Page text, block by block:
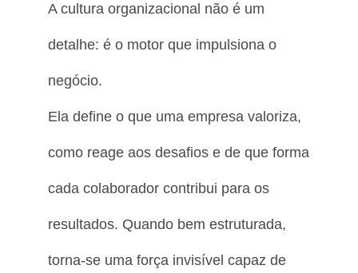
A cultura organizacional não é um
detalhe: é o motor que impulsiona o
negócio.
Ela define o que uma empresa valoriza,
como reage aos desafios e de que forma
cada colaborador contribui para os
resultados. Quando bem estruturada,
torna-se uma força invisível capaz de